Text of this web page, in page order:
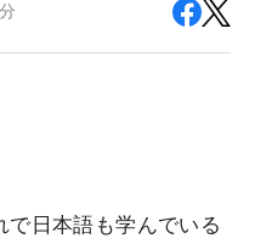
で日本語も学んでいる